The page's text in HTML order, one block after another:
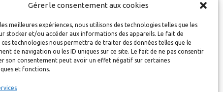
Gérer le consentement aux cookies
meilleures expériences, nous utilisons des technologies telles que les
stocker et/ou accéder aux informations des appareils. Le fait de
technologies nous permettra de traiter des données telles que le
de navigation ou les ID uniques sur ce site. Le fait de ne pas consentir
son consentement peut avoir un effet négatif sur certaines
et fonctions.